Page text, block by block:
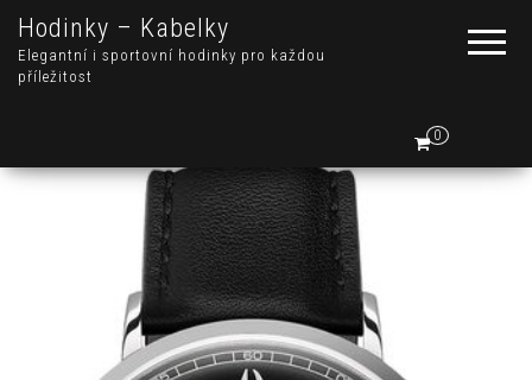
Hodinky – Kabelky
Elegantní i sportovní hodinky pro každou
příležitost
0